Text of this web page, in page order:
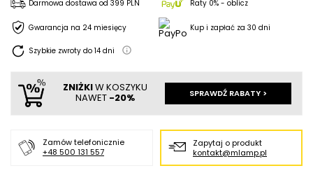
Darmowa dostawa od 399 PLN Raty 0% - oblicz
Gwarancja na 24 miesięcy Kup i zapłać za 30 dni
Szybkie zwroty do 14 dni
ZNIŻKIW KOSZYKU
NAWET -20% SPRAWDŹ RABATY >
Zamów telefonicznie
+48 500 131 557
Zapytaj o produkt
kontakt@mlamp.pl